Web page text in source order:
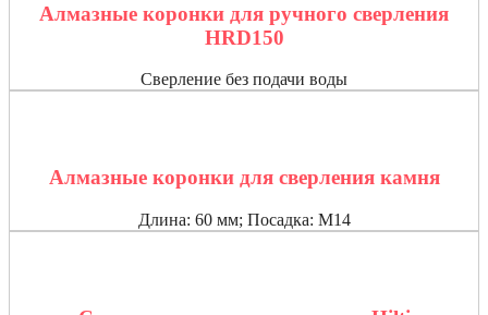
Алмазные коронки для ручного сверления
HRD150
Сверление без подачи воды
Алмазные коронки для сверления камня
Длина: 60 мм; Посадка: М14